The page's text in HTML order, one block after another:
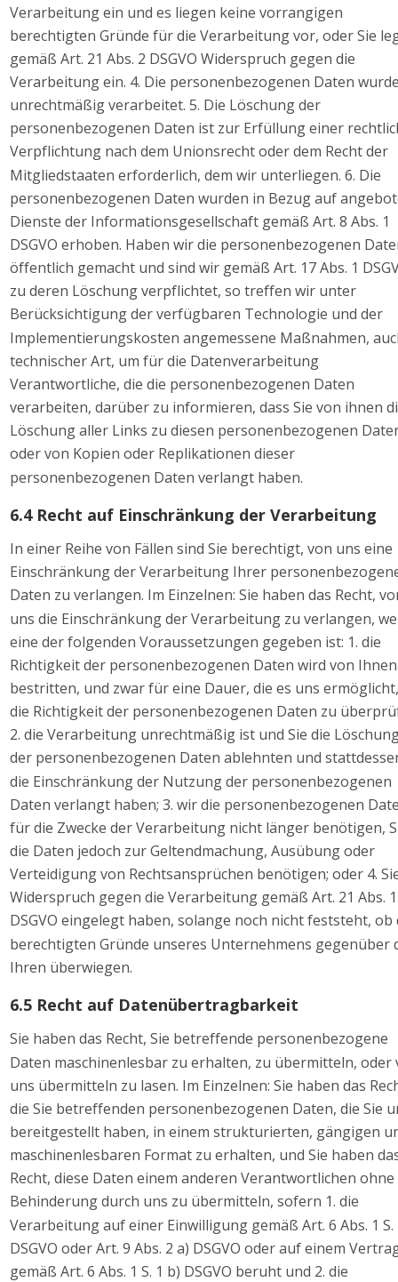
Verarbeitung ein und es liegen keine vorrangigen
berechtigten Gründe für die Verarbeitung vor, oder Sie
gemäß Art. 21 Abs. 2 DSGVO Widerspruch gegen die
Verarbeitung ein. 4. Die personenbezogenen Daten
unrechtmäßig verarbeitet. 5. Die Löschung der
personenbezogenen Daten ist zur Erfüllung einer
Verpflichtung nach dem Unionsrecht oder dem Recht der
Mitgliedstaaten erforderlich, dem wir unterliegen. 6. Die
personenbezogenen Daten wurden in Bezug auf
Dienste der Informationsgesellschaft gemäß Art. 8 Abs. 1
DSGVO erhoben. Haben wir die personenbezogenen
öffentlich gemacht und sind wir gemäß Art. 17 Abs. 1
zu deren Löschung verpflichtet, so treffen wir unter
Berücksichtigung der verfügbaren Technologie und der
Implementierungskosten angemessene Maßnahmen,
technischer Art, um für die Datenverarbeitung
Verantwortliche, die die personenbezogenen Daten
verarbeiten, darüber zu informieren, dass Sie von ihnen
Löschung aller Links zu diesen personenbezogenen
oder von Kopien oder Replikationen dieser
personenbezogenen Daten verlangt haben.
6.4 Recht auf Einschränkung der Verarbeitung
In einer Reihe von Fällen sind Sie berechtigt, von uns eine
Einschränkung der Verarbeitung Ihrer
Daten zu verlangen. Im Einzelnen: Sie haben das Recht,
uns die Einschränkung der Verarbeitung zu verlangen,
eine der folgenden Voraussetzungen gegeben ist: 1. die
Richtigkeit der personenbezogenen Daten wird von
bestritten, und zwar für eine Dauer, die es uns
die Richtigkeit der personenbezogenen Daten zu
2. die Verarbeitung unrechtmäßig ist und Sie die
der personenbezogenen Daten ablehnten und
die Einschränkung der Nutzung der personenbezogenen
Daten verlangt haben; 3. wir die personenbezogenen
für die Zwecke der Verarbeitung nicht länger benötigen,
die Daten jedoch zur Geltendmachung, Ausübung oder
Verteidigung von Rechtsansprüchen benötigen; oder 4.
Widerspruch gegen die Verarbeitung gemäß Art. 21 Abs.
DSGVO eingelegt haben, solange noch nicht feststeht,
berechtigten Gründe unseres Unternehmens gegenüber
Ihren überwiegen.
6.5 Recht auf Datenübertragbarkeit
Sie haben das Recht, Sie betreffende personenbezogene
Daten maschinenlesbar zu erhalten, zu übermitteln,
uns übermitteln zu lasen. Im Einzelnen: Sie haben das
die Sie betreffenden personenbezogenen Daten, die Sie
bereitgestellt haben, in einem strukturierten, gängigen
maschinenlesbaren Format zu erhalten, und Sie haben
Recht, diese Daten einem anderen Verantwortlichen ohne
Behinderung durch uns zu übermitteln, sofern 1. die
Verarbeitung auf einer Einwilligung gemäß Art. 6 Abs. 1
DSGVO oder Art. 9 Abs. 2 a) DSGVO oder auf einem
gemäß Art. 6 Abs. 1 S. 1 b) DSGVO beruht und 2. die